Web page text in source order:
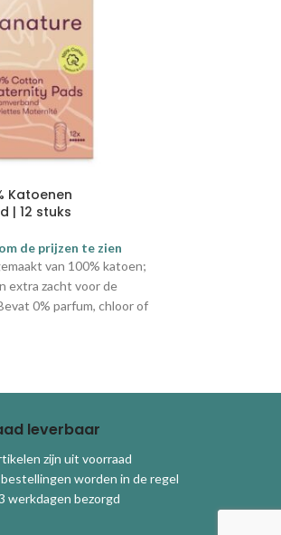
Katoenen
| 12 stuks
de prijzen te zien
van 100% katoen;
extra zacht voor de
0% parfum, chloor of
leverbaar
zijn uit voorraad
worden in de regel
werkdagen bezorgd